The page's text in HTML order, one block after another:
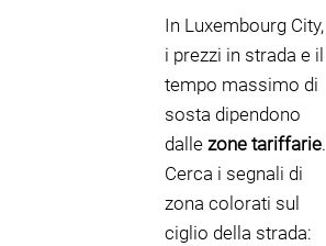
In Luxembourg City,
i prezzi in strada e il
tempo massimo di
sosta dipendono
dalle zone tariffarie.
Cerca i segnali di
zona colorati sul
ciglio della strada: